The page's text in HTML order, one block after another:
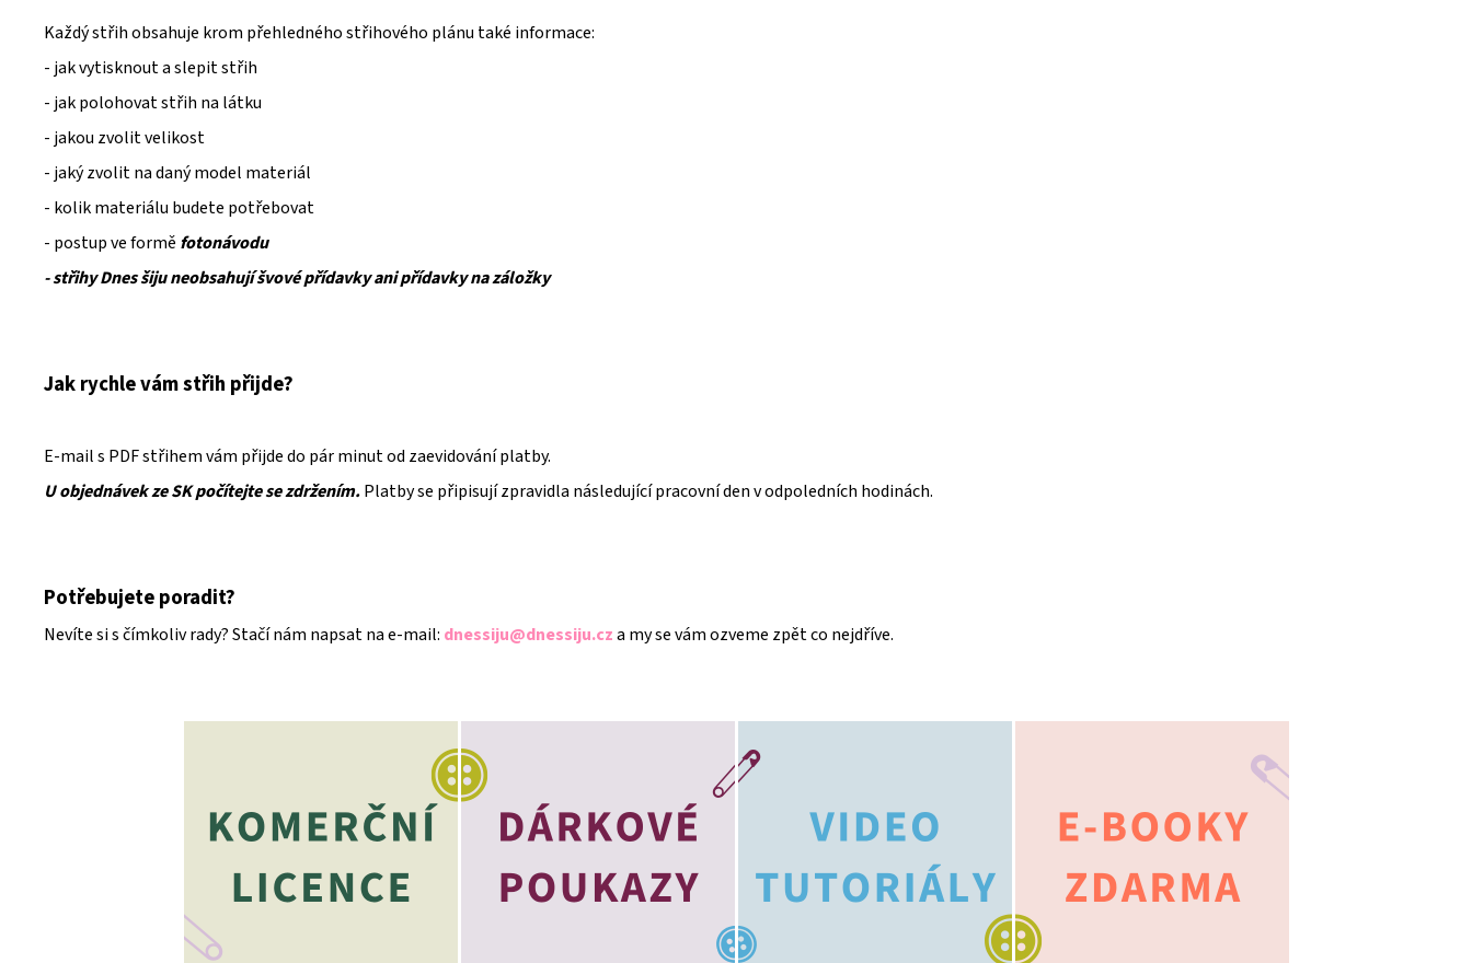
Každý střih obsahuje krom přehledného střihového plánu také informace:
- jak vytisknout a slepit střih
- jak polohovat střih na látku
- jakou zvolit velikost
- jaký zvolit na daný model materiál
- kolik materiálu budete potřebovat
- postup ve formě fotonávodu
- střihy Dnes šiju neobsahují švové přídavky ani přídavky na záložky
Jak rychle vám střih přijde?
E-mail s PDF střihem vám přijde do pár minut od zaevidování platby.
U objednávek ze SK počítejte se zdržením.Platby se připisují zpravidla následující pracovní den v odpoledních hodinách.
Potřebujete poradit?
Nevíte si s čímkoliv rady? Stačí nám napsat na e-mail: dnessiju@dnessiju.cza my se vám ozveme zpět co nejdříve.